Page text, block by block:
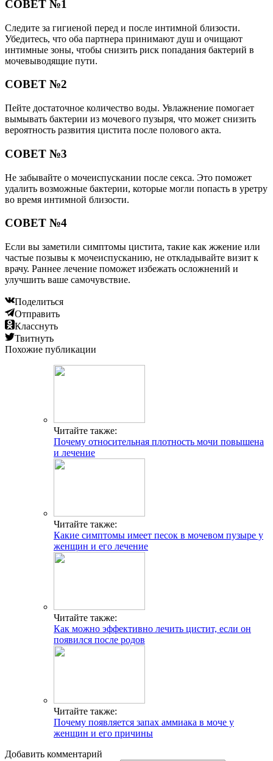
СОВЕТ №1
Следите за гигиеной перед и после интимной близости.
Убедитесь, что оба партнера принимают душ и очищают
интимные зоны, чтобы снизить риск попадания бактерий в
мочевыводящие пути.
СОВЕТ №2
Пейте достаточное количество воды. Увлажнение помогает
вымывать бактерии из мочевого пузыря, что может снизить
вероятность развития цистита после полового акта.
СОВЕТ №3
Не забывайте о мочеиспускании после секса. Это поможет
удалить возможные бактерии, которые могли попасть в уретру
во время интимной близости.
СОВЕТ №4
Если вы заметили симптомы цистита, такие как жжение или
частые позывы к мочеиспусканию, не откладывайте визит к
врачу. Раннее лечение поможет избежать осложнений и
улучшить ваше самочувствие.
Поделиться
Отправить
Класснуть
Твитнуть
Похожие публикации
Читайте также:
Почему относительная плотность мочи повышена
и лечение
Читайте также:
Какие симптомы имеет песок в мочевом пузыре у
женщин и его лечение
Читайте также:
Как можно эффективно лечить цистит, если он
появился после родов
Читайте также:
Почему появляется запах аммиака в моче у
женщин и его причины
Добавить комментарий